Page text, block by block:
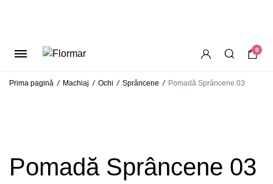
0
Prima pagină / Machiaj / Ochi / Sprâncene / Pomadă Sprâncene 03
Pomadă Sprâncene 03